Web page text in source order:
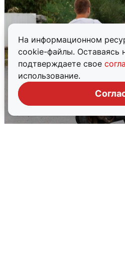
На информационном
cookie-файлы. Оставаясь
подтверждаете свое
использование.